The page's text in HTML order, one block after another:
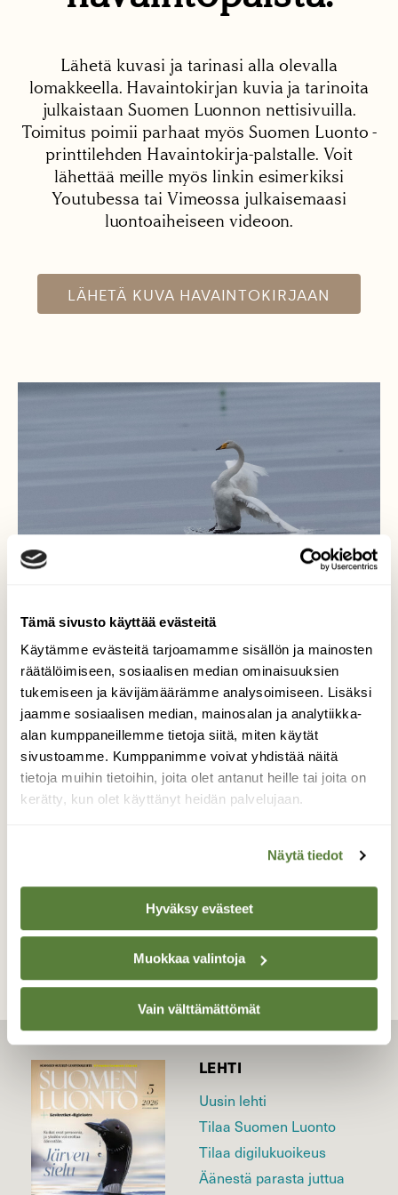
Tämä sivusto käyttää evästeitä
Käytämme evästeitä tarjoamamme sisällön ja mainosten
räätälöimiseen, sosiaalisen median ominaisuuksien
tukemiseen ja kävijämäärämme analysoimiseen. Lisäksi
jaamme sosiaalisen median, mainosalan ja analytiikka-
alan kumppaneillemme tietoja siitä, miten käytät
sivustoamme. Kumppanimme voivat yhdistää näitä
tietoja muihin tietoihin, joita olet antanut heille tai joita on
kerätty, kun olet käyttänyt heidän palvelujaan.
Näytä tiedot
Hyväksy evästeet
Muokkaa valintoja
Vain välttämättömät
Lähetä kuvasi ja tarinasi alla olevalla
lomakkeella. Havaintokirjan kuvia ja tarinoita
julkaistaan Suomen Luonnon nettisivuilla.
Toimitus poimii parhaat myös Suomen Luonto -
printtilehden Havaintokirja-palstalle. Voit
lähettää meille myös linkin esimerkiksi
Youtubessa tai Vimeossa julkaisemaasi
luontoaiheiseen videoon.
LÄHETÄ KUVA HAVAINTOKIRJAAN
Oho, onpa liukasta
Laulujoutsen laskeutui jäälle, mutta päällä
olikin vettä, eikä räpylä oikein pitänyt
Valokuvaaja: Markku Salonen, Lahti, Niemi
TAKAISIN LISTAAN
LEHTI
Uusin lehti
Tilaa Suomen Luonto
Tilaa digilukuoikeus
Äänestä parasta juttua